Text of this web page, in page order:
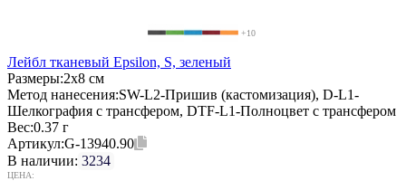
+10
Лейбл тканевый Epsilon, S, зеленый
Размеры:2х8 см
Метод нанесения:SW-L2-Пришив (кастомизация), D-L1-
Шелкография с трансфером, DTF-L1-Полноцвет с трансфером
Вес:0.37 г
Артикул:G-13940.90
В наличии: 3234
ЦЕНА: